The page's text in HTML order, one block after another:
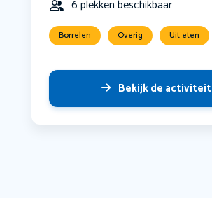
6 plekken beschikbaar
Borrelen Overig Uit eten
Bekijk de activiteit